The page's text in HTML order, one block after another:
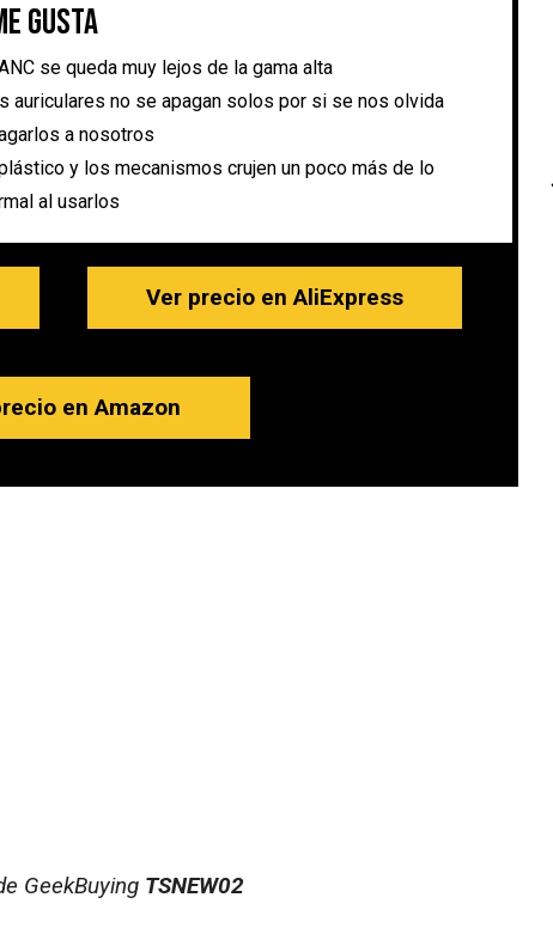
gusta
se queda muy lejos de la gama alta
auriculares no se apagan solos por si se nos olvida
a nosotros
y los mecanismos crujen un poco más de lo
al usarlos
Ver precio en AliExpress
en Amazon
GeekBuying TSNEW02